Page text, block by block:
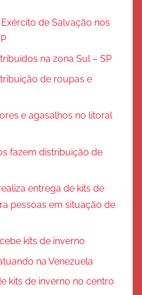
de Salvação nos
na zona Sul – SP
de roupas e
e agasalhos no litoral
fazem distribuição de
entrega de kits de
pessoas em situação de
kits de inverno
na Venezuela
kits de inverno no centro